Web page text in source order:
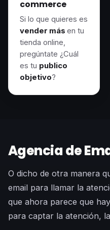
commerce
Si lo que quieres es
vender más en tu
tienda online,
pregúntate ¿Cuál
es tu publico
objetivo?
Agencia de
O dicho de otra manera
email para llamar la
que ahora parece que
para captar la atención,